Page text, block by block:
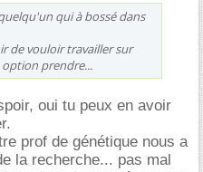
qui à bossé dans
de vouloir travailler sur
prendre...
oui tu peux en avoir
prof de génétique nous a
la recherche... pas mal